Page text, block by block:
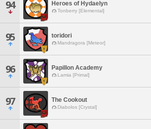
94 Heroes of Hydaelyn
Tonberry [Elemental]
95 toridori
Mandragora [Meteor]
96 Papillon Academy
Lamia [Primal]
97 The Cookout
Diabolos [Crystal]